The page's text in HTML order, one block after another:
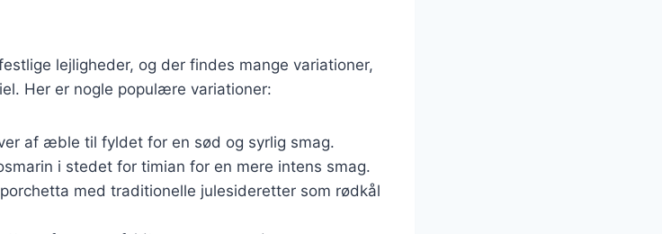
lejligheder, og der findes mange variationer,
Her er nogle populære variationer:
af æble til fyldet for en sød og syrlig smag.
i stedet for timian for en mere intens smag.
med traditionelle julesideretter som rødkål